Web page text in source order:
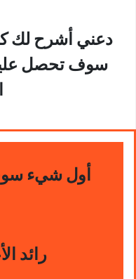
دعني أشرح لك
سوف تحصل
...أول شيء
رائد